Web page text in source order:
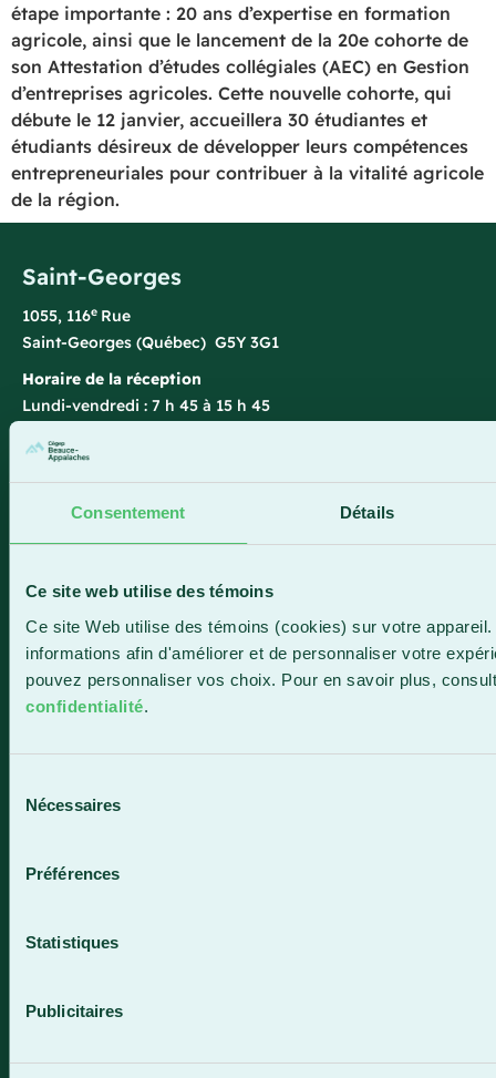
Consentement Détails
Ce site web utilise des témoins
Ce site Web utilise des témoins (cookies) sur votre
informations afin d'améliorer et de personnaliser votre
pouvez personnaliser vos choix. Pour en savoir plus,
confidentialité.
Nécessaires
Préférences
Statistiques
Publicitaires
étape importante : 20 ans d’expertise en formation
agricole, ainsi que le lancement de la 20e cohorte de
son Attestation d’études collégiales (AEC) en Gestion
d’entreprises agricoles. Cette nouvelle cohorte, qui
débute le 12 janvier, accueillera 30 étudiantes et
étudiants désireux de développer leurs compétences
entrepreneuriales pour contribuer à la vitalité agricole
de la région.
Saint-Georges
1055, 116e Rue
Saint-Georges (Québec) G5Y 3G1
Horaire de la réception
Lundi-vendredi : 7 h 45 à 15 h 45
418 228-8896
1 800 893-5111
Sainte-Marie (Québec) G6E 0R1
Horaire de la réception
Lundi-vendredi : 7 h 30 à 15 h 30
Lundi-vendredi : 8 h à 16 h